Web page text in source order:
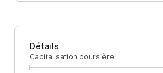
Détails
Capitalisation boursière